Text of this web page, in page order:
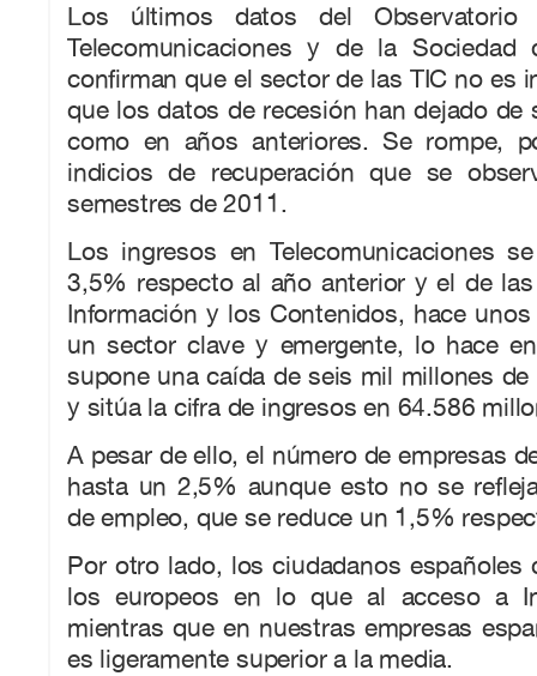
Los últimos datos del Observatorio
Telecomunicaciones y de la Sociedad
confirman que el sector de las TIC no es
que los datos de recesión han dejado de
como en años anteriores. Se rompe,
indicios de recuperación que se
semestres de 2011.
Los ingresos en Telecomunicaciones
3,5% respecto al año anterior y el de
Información y los Contenidos, hace
un sector clave y emergente, lo hace
supone una caída de seis mil millones
y sitúa la cifra de ingresos en 64.586
A pesar de ello, el número de empresas
hasta un 2,5% aunque esto no se
de empleo, que se reduce un 1,5%
Por otro lado, los ciudadanos españoles
los europeos en lo que al acceso a
mientras que en nuestras empresas
es ligeramente superior a la media.